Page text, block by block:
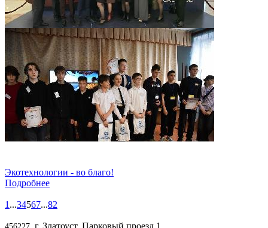
Экотехнологии - во благо!
Подробнее
1 ...34567...82
, г. Златоуст, Парковый проезд,1